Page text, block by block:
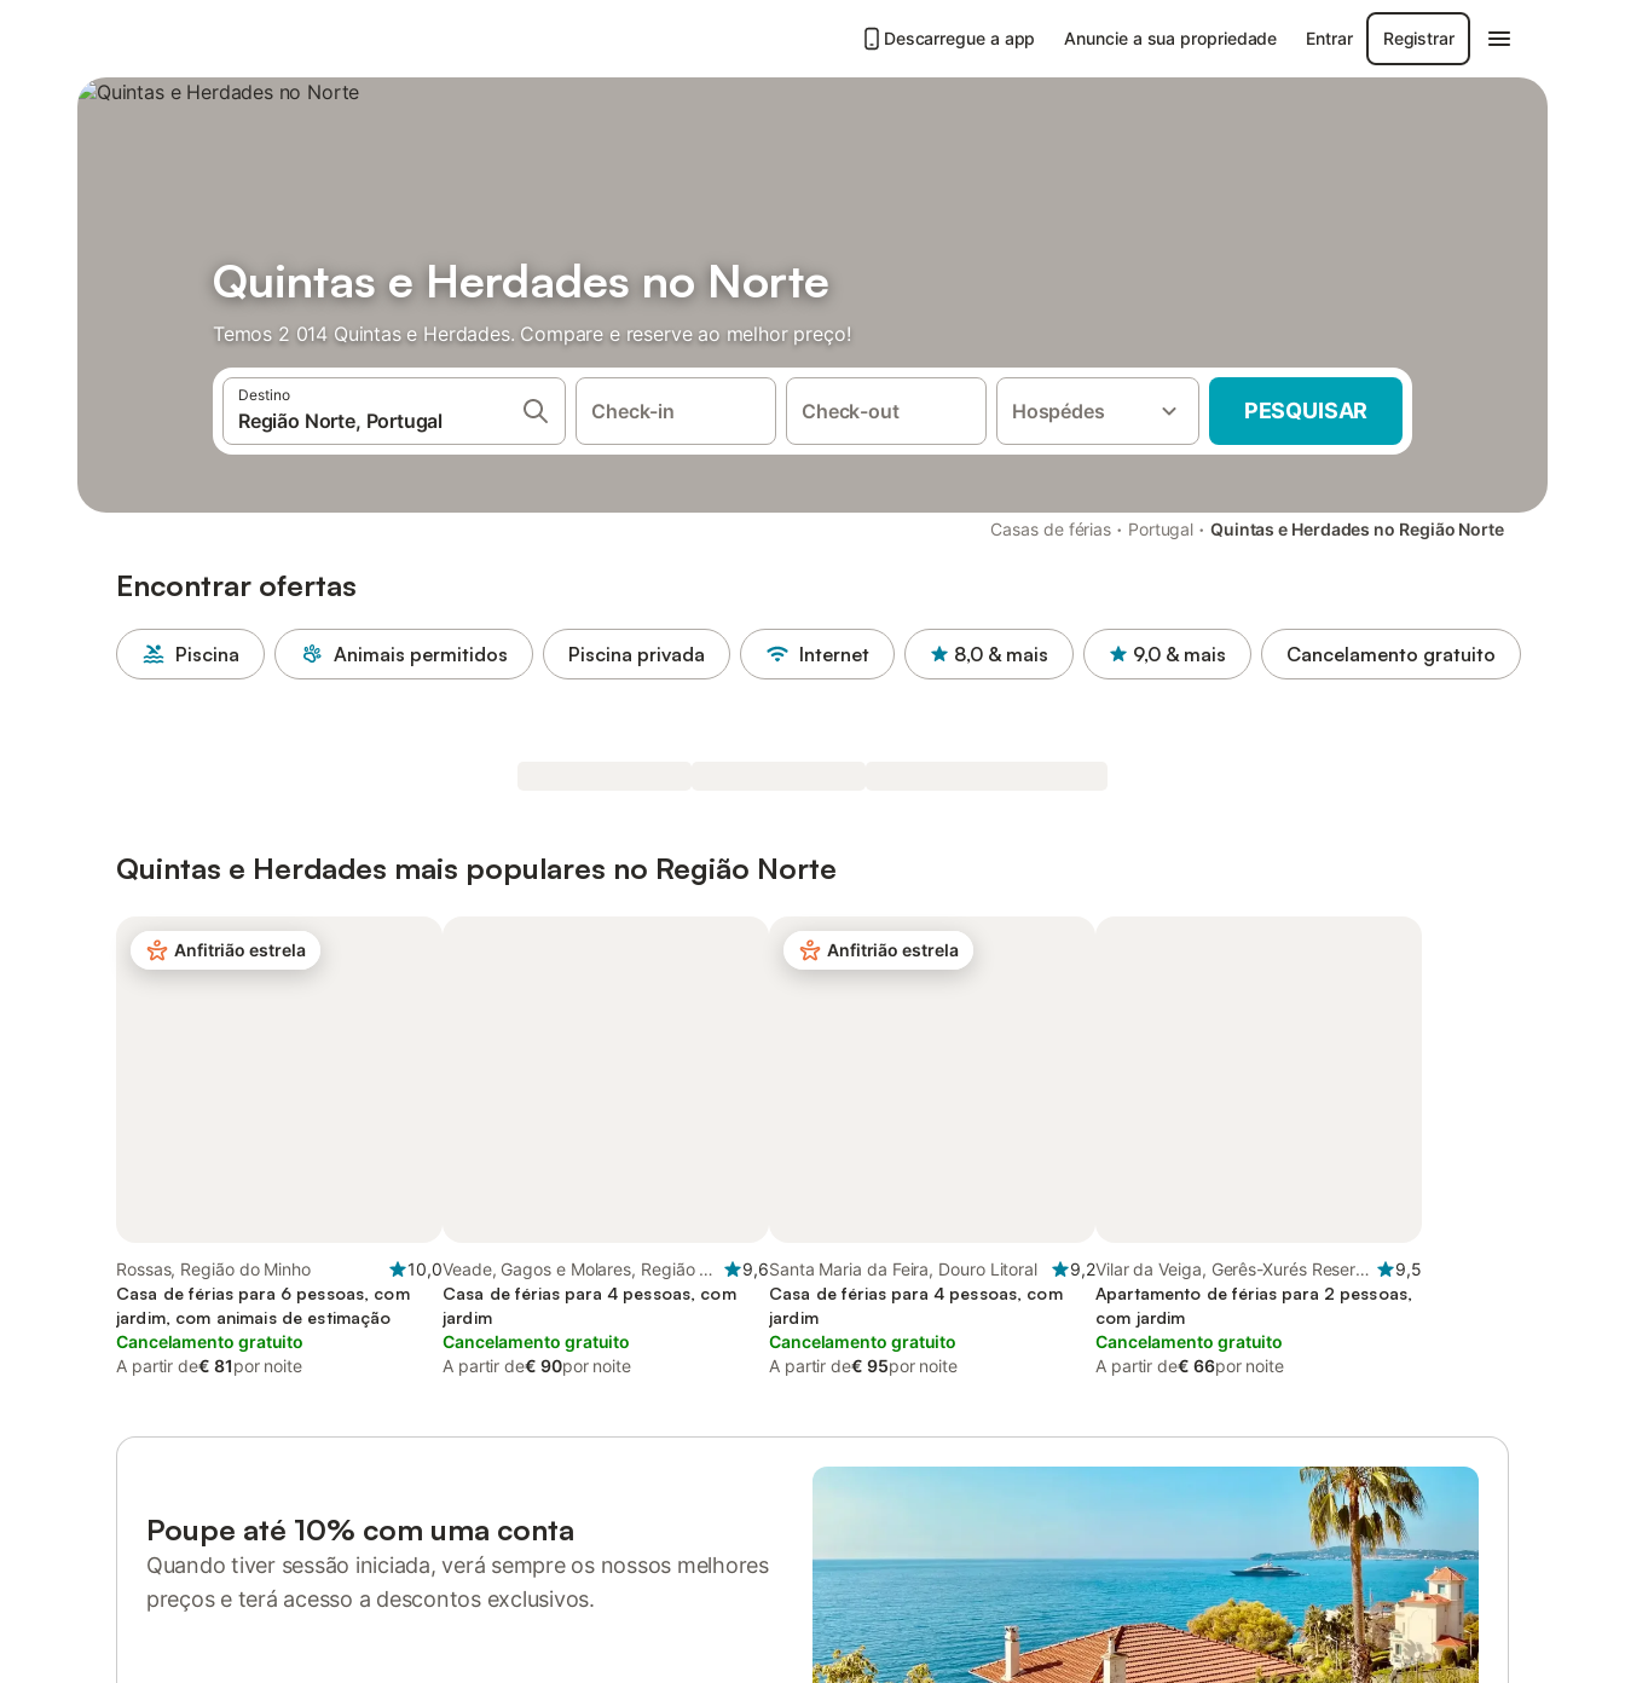
Descarregue a app Anuncie a sua propriedade Entrar Registrar
Quintas e Herdades no Norte
Temos 2 014 Quintas e Herdades. Compare e reserve ao melhor preço!
Destino
Check-in Check-out Hospédes PESQUISAR
Casas de férias · Portugal · Quintas e Herdades no Região Norte
Encontrar ofertas
Piscina Animais permitidos Piscina privada Internet 8,0 & mais 9,0 & mais Cancelamento gratuito
Quintas e Herdades mais populares no Região Norte
Anfitrião estrela
Rossas, Região do Minho
10,0
Casa de férias para 6 pessoas, com
jardim, com animais de estimação
Cancelamento gratuito
A partir de€ 81por noite
Veade, Gagos e Molares, Região do
Minho
9,6
Casa de férias para 4 pessoas, com
jardim
Cancelamento gratuito
A partir de€ 90por noite
Anfitrião estrela
Santa Maria da Feira, Douro Litoral
9,2
Casa de férias para 4 pessoas, com
jardim
Cancelamento gratuito
A partir de€ 95por noite
Vilar da Veiga, Gerês-Xurés Reserva
da Biosfera Transfronteriça
9,5
Apartamento de férias para 2 pessoas,
com jardim
Cancelamento gratuito
A partir de€ 66por noite
Poupe até 10% com uma conta
Quando tiver sessão iniciada, verá sempre os nossos melhores
preços e terá acesso a descontos exclusivos.